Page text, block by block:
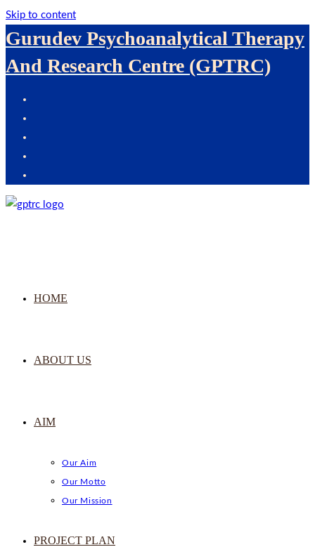
Skip to content
Gurudev Psychoanalytical Therapy
And Research Centre (GPTRC)
HOME
ABOUT US
AIM
Our Aim
Our Motto
Our Mission
PROJECT PLAN